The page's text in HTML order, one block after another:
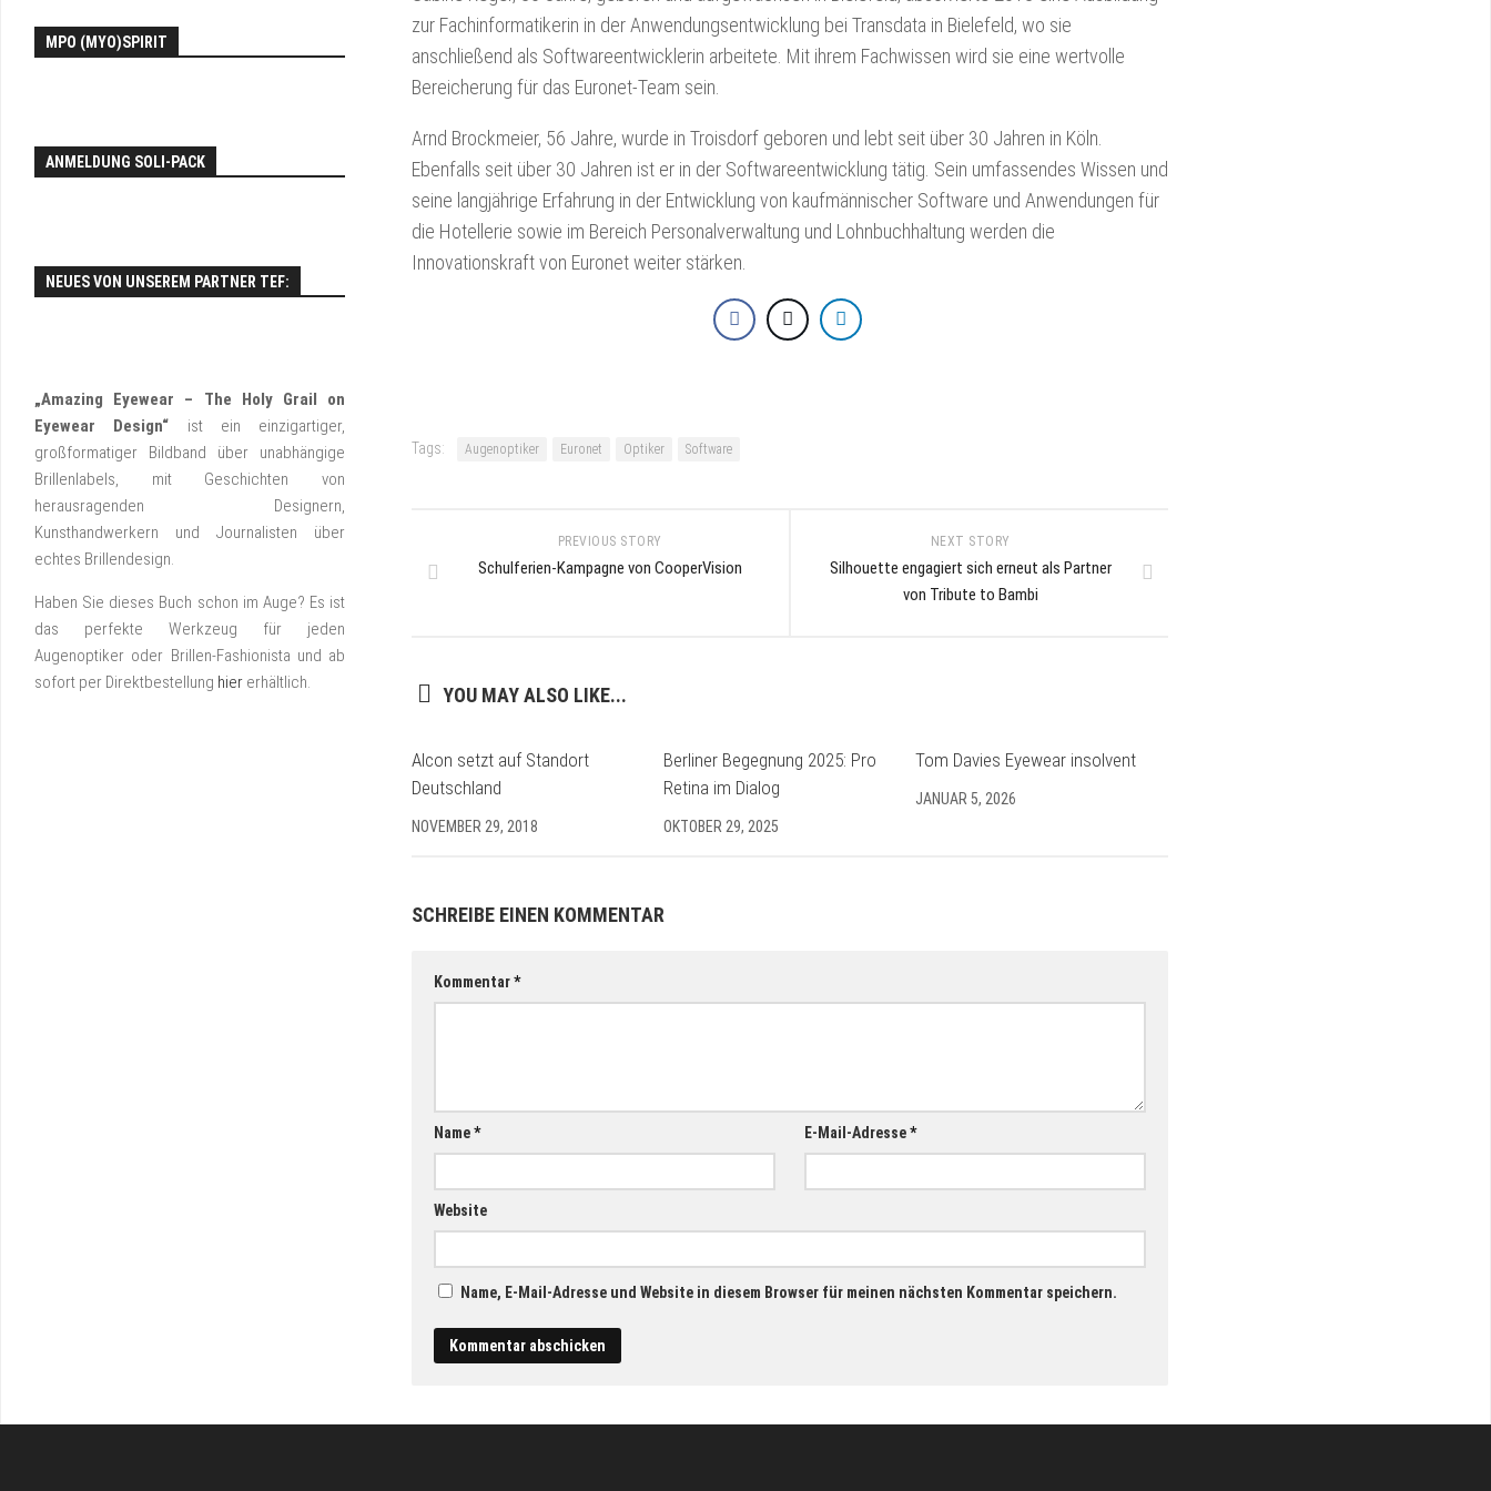
EYEWEAR
TEF
MAGAZINE
FACEBOOK
TEF
INSTAGRAM
TEF
LINKEDIN
TEF
SIGN
UP
zur Fachinformatikerin in der Anwendungsentwicklung bei Transdata in Bielefeld, wo sie
anschließend als Softwareentwicklerin arbeitete. Mit ihrem Fachwissen wird sie eine wertvolle
Bereicherung für das Euronet-Team sein.
Arnd Brockmeier, 56 Jahre, wurde in Troisdorf geboren und lebt seit über 30 Jahren in Köln.
Ebenfalls seit über 30 Jahren ist er in der Softwareentwicklung tätig. Sein umfassendes Wissen und
seine langjährige Erfahrung in der Entwicklung von kaufmännischer Software und Anwendungen für
die Hotellerie sowie im Bereich Personalverwaltung und Lohnbuchhaltung werden die
Innovationskraft von Euronet weiter stärken.
Tags: Augenoptiker Euronet Optiker Software
NEXT STORY
Silhouette engagiert sich erneut als Partner
von Tribute to Bambi
PREVIOUS STORY
Schulferien-Kampagne von CooperVision
YOU MAY ALSO LIKE...
Alcon setzt auf Standort
Deutschland
NOVEMBER 29, 2018
Berliner Begegnung 2025: Pro
Retina im Dialog
OKTOBER 29, 2025
Tom Davies Eyewear insolvent
JANUAR 5, 2026
SCHREIBE EINEN KOMMENTAR
Kommentar*
Name* E-Mail-Adresse*
Website
Name, E-Mail-Adresse und Website in diesem Browser für meinen nächsten Kommentar speichern.
MPO (MYO)SPIRIT
ANMELDUNG SOLI-PACK
NEUES VON UNSEREM PARTNER TEF:
„Amazing Eyewear – The Holy Grail on
Eyewear Design“ ist ein einzigartiger,
großformatiger Bildband über unabhängige
Brillenlabels, mit Geschichten von
herausragenden Designern,
Kunsthandwerkern und Journalisten über
echtes Brillendesign.
Haben Sie dieses Buch schon im Auge? Es ist
das perfekte Werkzeug für jeden
Augenoptiker oder Brillen-Fashionista und ab
sofort per Direktbestellung hier erhältlich.